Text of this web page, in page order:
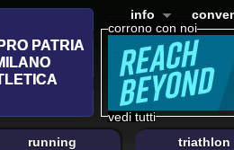
corrono con noi
vedi tutti
info
running triathlon